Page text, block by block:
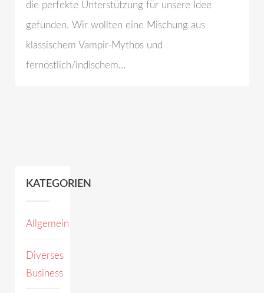
die perfekte Unterstützung für unsere Idee
gefunden. Wir wollten eine Mischung aus
klassischem Vampir-Mythos und
fernöstlich/indischem…
KATEGORIEN
Allgemein
Diverses
Business